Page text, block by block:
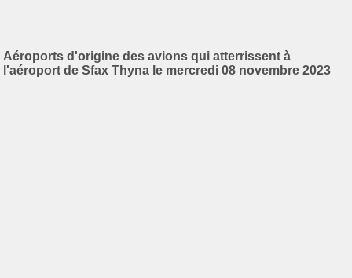
Aéroports d'origine des avions qui atterrissent à
l'aéroport de Sfax Thyna le mercredi 08 novembre 2023